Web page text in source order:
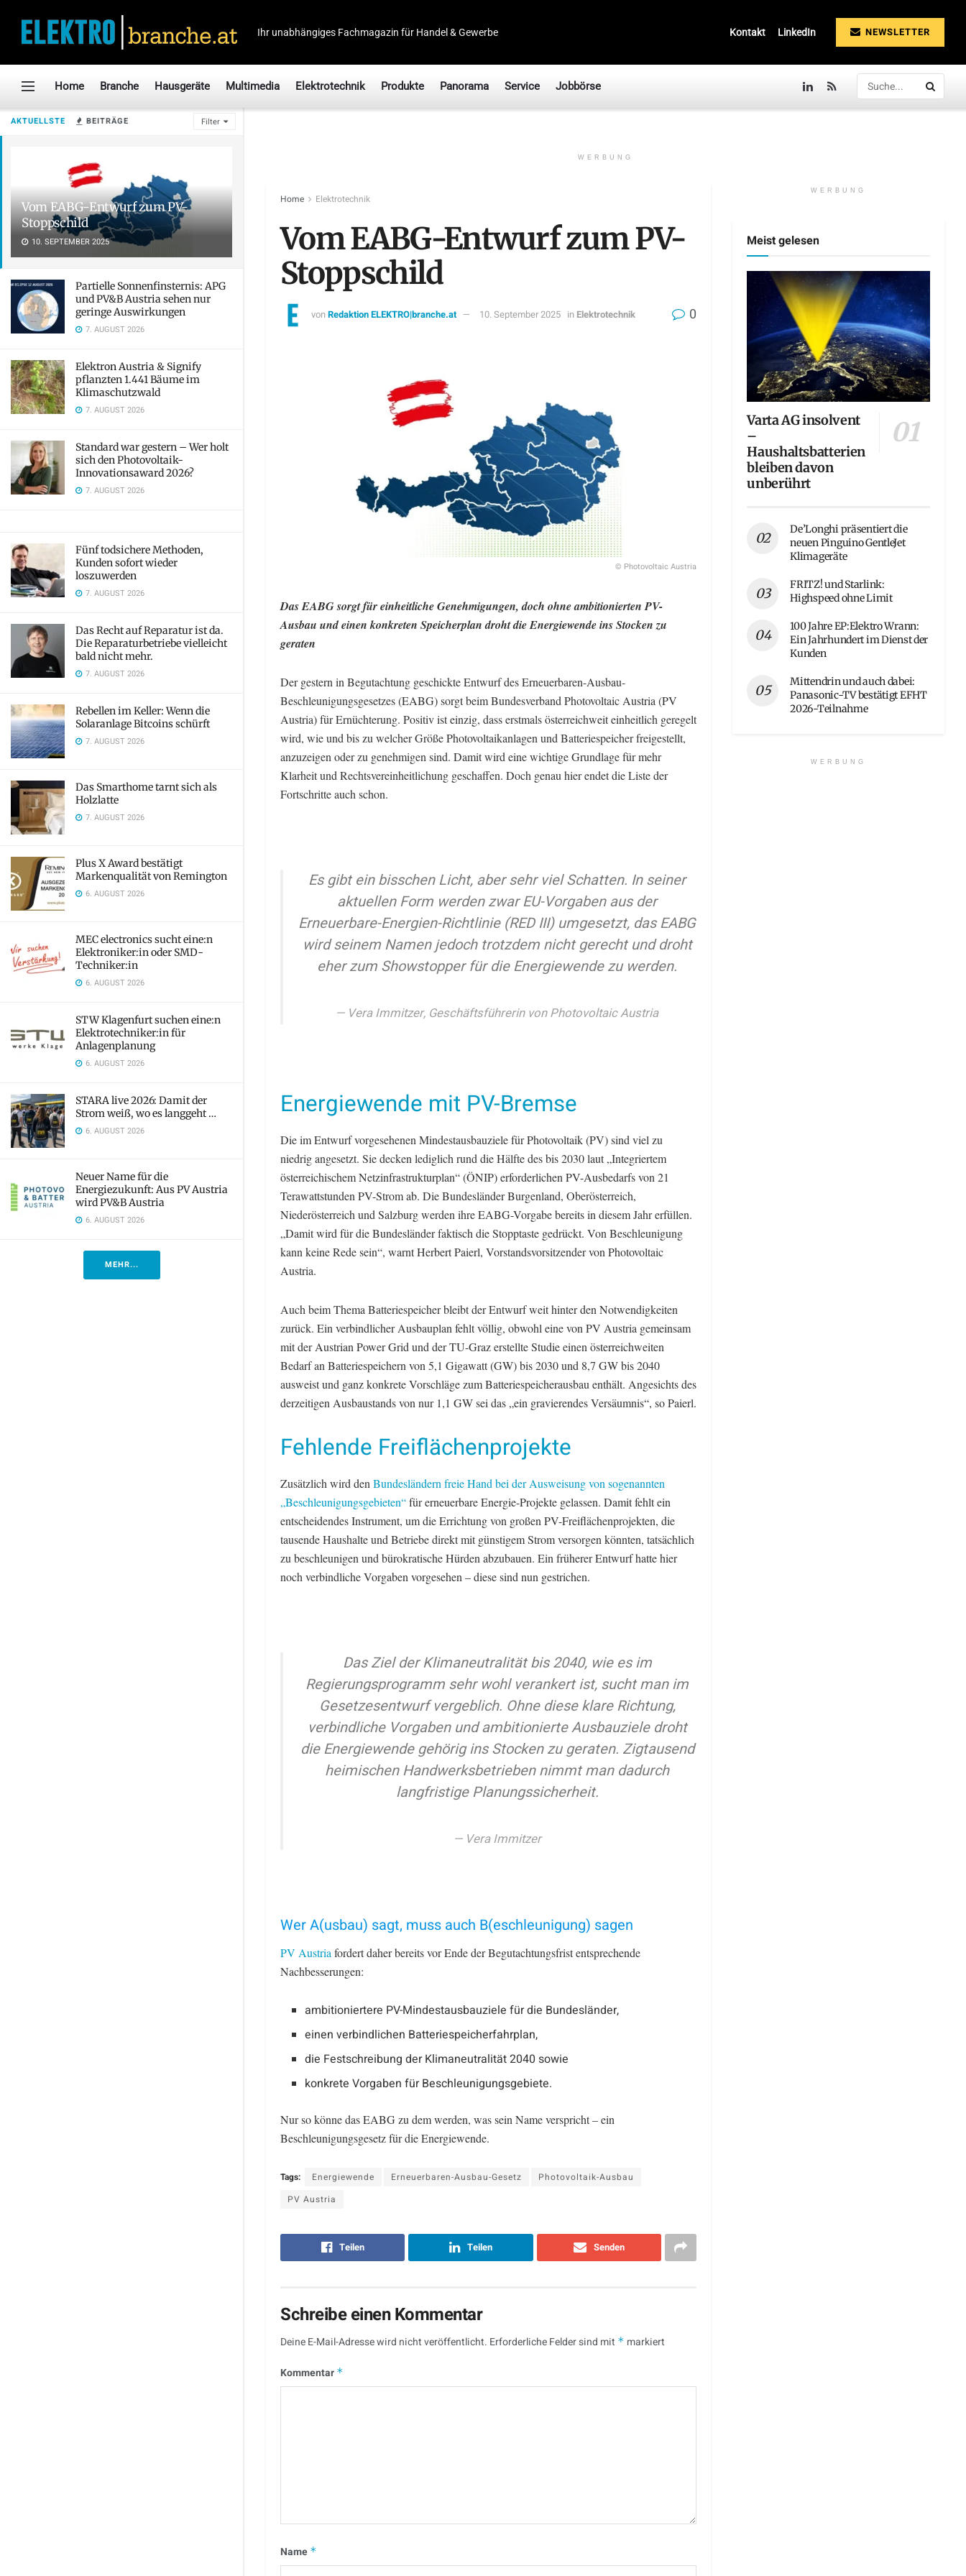
AKTUELLSTE BEITRÄGE Filter
Vom EABG-Entwurf zum PV-
Stoppschild
10. SEPTEMBER 2025
Partielle Sonnenfinsternis: APG
und PV&B Austria sehen nur
geringe Auswirkungen
7. AUGUST 2026
Elektron Austria & Signify
pflanzten 1.441 Bäume im
Klimaschutzwald
7. AUGUST 2026
Standard war gestern – Wer holt
sich den Photovoltaik-
Innovationsaward 2026?
7. AUGUST 2026
Fünf todsichere Methoden,
Kunden sofort wieder
loszuwerden
7. AUGUST 2026
Das Recht auf Reparatur ist da.
Die Reparaturbetriebe vielleicht
bald nicht mehr.
7. AUGUST 2026
Rebellen im Keller: Wenn die
Solaranlage Bitcoins schürft
7. AUGUST 2026
Das Smarthome tarnt sich als
Holzlatte
7. AUGUST 2026
Plus X Award bestätigt
Markenqualität von Remington
6. AUGUST 2026
MEC electronics sucht eine:n
Elektroniker:in oder SMD-
Techniker:in
6. AUGUST 2026
STW Klagenfurt suchen eine:n
Elektrotechniker:in für
Anlagenplanung
6. AUGUST 2026
STARA live 2026: Damit der
Strom weiß, wo es langgeht …
6. AUGUST 2026
Neuer Name für die
Energiezukunft: Aus PV Austria
wird PV&B Austria
6. AUGUST 2026
MEHR...
Ihr unabhängiges Fachmagazin für Handel & Gewerbe Kontakt LinkedIn NEWSLETTER
Home Branche Hausgeräte Multimedia Elektrotechnik Produkte Panorama Service Jobbörse
WERBUNG
Home Elektrotechnik
Vom EABG-Entwurf zum PV-
Stoppschild
vonRedaktion ELEKTRO|branche.at 10. September 2025 in Elektrotechnik 0
© Photovoltaic Austria
Das EABG sorgt für einheitliche Genehmigungen, doch ohne ambitionierten PV-
Ausbau und einen konkreten Speicherplan droht die Energiewende ins Stocken zu
geraten
Der gestern in Begutachtung geschickte Entwurf des Erneuerbaren-Ausbau-
Beschleunigungsgesetzes (EABG) sorgt beim Bundesverband Photovoltaic Austria (PV
Austria) für Ernüchterung. Positiv ist einzig, dass erstmals österreichweit einheitlich geregelt
wird, wie und bis zu welcher Größe Photovoltaikanlagen und Batteriespeicher freigestellt,
anzuzeigen oder zu genehmigen sind. Damit wird eine wichtige Grundlage für mehr
Klarheit und Rechtsvereinheitlichung geschaffen. Doch genau hier endet die Liste der
Fortschritte auch schon.
Es gibt ein bisschen Licht, aber sehr viel Schatten. In seiner
aktuellen Form werden zwar EU-Vorgaben aus der
Erneuerbare-Energien-Richtlinie (RED III) umgesetzt, das EABG
wird seinem Namen jedoch trotzdem nicht gerecht und droht
eher zum Showstopper für die Energiewende zu werden.
Vera Immitzer, Geschäftsführerin von Photovoltaic Austria
Energiewende mit PV-Bremse
Die im Entwurf vorgesehenen Mindestausbauziele für Photovoltaik (PV) sind viel zu
niedrig angesetzt. Sie decken lediglich rund die Hälfte des bis 2030 laut „Integriertem
österreichischem Netzinfrastrukturplan“ (ÖNIP) erforderlichen PV-Ausbedarfs von 21
Terawattstunden PV-Strom ab. Die Bundesländer Burgenland, Oberösterreich,
Niederösterreich und Salzburg werden ihre EABG-Vorgabe bereits in diesem Jahr erfüllen.
„Damit wird für die Bundesländer faktisch die Stopptaste gedrückt. Von Beschleunigung
kann keine Rede sein“, warnt Herbert Paierl, Vorstandsvorsitzender von Photovoltaic
Austria.
Auch beim Thema Batteriespeicher bleibt der Entwurf weit hinter den Notwendigkeiten
zurück. Ein verbindlicher Ausbauplan fehlt völlig, obwohl eine von PV Austria gemeinsam
mit der Austrian Power Grid und der TU-Graz erstellte Studie einen österreichweiten
Bedarf an Batteriespeichern von 5,1 Gigawatt (GW) bis 2030 und 8,7 GW bis 2040
ausweist und ganz konkrete Vorschläge zum Batteriespeicherausbau enthält. Angesichts des
derzeitigen Ausbaustands von nur 1,1 GW sei das „ein gravierendes Versäumnis“, so Paierl.
Fehlende Freiflächenprojekte
Zusätzlich wird den Bundesländern freie Hand bei der Ausweisung von sogenannten
„Beschleunigungsgebieten“für erneuerbare Energie-Projekte gelassen. Damit fehlt ein
entscheidendes Instrument, um die Errichtung von großen PV-Freiflächenprojekten, die
tausende Haushalte und Betriebe direkt mit günstigem Strom versorgen könnten, tatsächlich
zu beschleunigen und bürokratische Hürden abzubauen. Ein früherer Entwurf hatte hier
noch verbindliche Vorgaben vorgesehen – diese sind nun gestrichen.
Das Ziel der Klimaneutralität bis 2040, wie es im
Regierungsprogramm sehr wohl verankert ist, sucht man im
Gesetzesentwurf vergeblich. Ohne diese klare Richtung,
verbindliche Vorgaben und ambitionierte Ausbauziele droht
die Energiewende gehörig ins Stocken zu geraten. Zigtausend
heimischen Handwerksbetrieben nimmt man dadurch
langfristige Planungssicherheit.
Vera Immitzer
Wer A(usbau) sagt, muss auch B(eschleunigung) sagen
PV Austria fordert daher bereits vor Ende der Begutachtungsfrist entsprechende
Nachbesserungen:
ambitioniertere PV-Mindestausbauziele für die Bundesländer,
einen verbindlichen Batteriespeicherfahrplan,
die Festschreibung der Klimaneutralität 2040 sowie
konkrete Vorgaben für Beschleunigungsgebiete.
Nur so könne das EABG zu dem werden, was sein Name verspricht – ein
Beschleunigungsgesetz für die Energiewende.
Tags: Energiewende Erneuerbaren-Ausbau-Gesetz
Photovoltaik-Ausbau
PV Austria
Teilen Teilen Senden
Schreibe einen Kommentar
Deine E-Mail-Adresse wird nicht veröffentlicht. Erforderliche Felder sind mit * markiert
Kommentar *
Name *
WERBUNG
Meist gelesen
Varta AG insolvent
–
Haushaltsbatterien
bleiben davon
unberührt
De’Longhi präsentiert die
neuen Pinguino GentleJet
Klimageräte
FRITZ! und Starlink:
Highspeed ohne Limit
100 Jahre EP:Elektro Wrann:
Ein Jahrhundert im Dienst der
Kunden
Mittendrin und auch dabei:
Panasonic-TV bestätigt EFHT
2026-Teilnahme
WERBUNG